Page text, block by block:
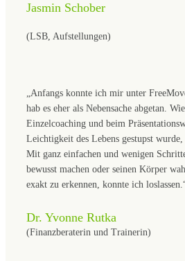
Jasmin Schober
(LSB, Aufstellungen)
„Anfangs konnte ich mir unter
hab es eher als Nebensache abgetan.
Einzelcoaching und beim
Leichtigkeit des Lebens gestupst
Mit ganz einfachen und wenigen
bewusst machen oder seinen Körper
exakt zu erkennen, konnte ich
Dr. Yvonne Rutka
(Finanzberaterin und Trainerin)